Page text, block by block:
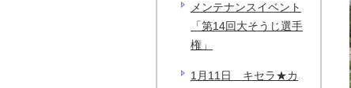
メンテナンスイベント
「第14回大そうじ選手
権」
1月11日 キセラ★カ